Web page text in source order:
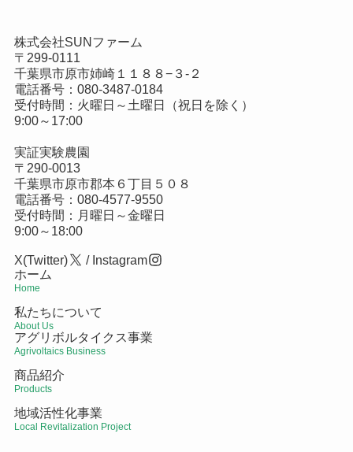
株式会社SUNファーム
〒299-0111
千葉県市原市姉崎１１８８−３-２
電話番号： 080-3487-0184
受付時間：火曜日～土曜日（祝日を除く）
9:00～17:00
実証実験農園
〒290-0013
千葉県市原市郡本６丁目５０８
電話番号： 080-4577-9550
受付時間：月曜日～金曜日
9:00～18:00
X(Twitter) / Instagram
ホーム
Home
私たちについて
About Us
アグリボルタイクス事業
Agrivoltaics Business
商品紹介
Products
地域活性化事業
Local Revitalization Project